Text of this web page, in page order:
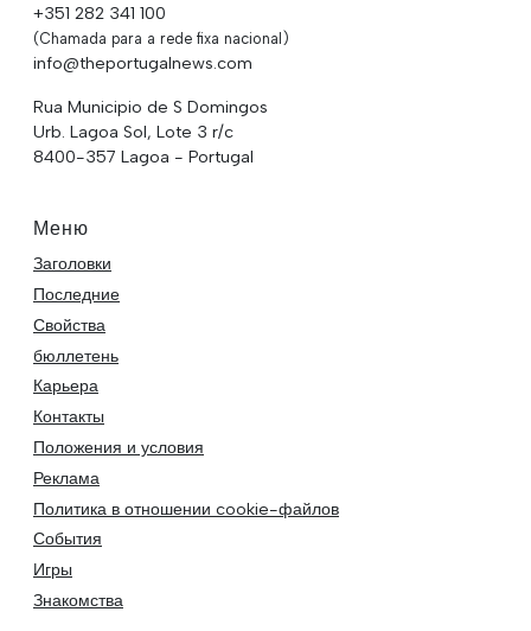
+351 282 341 100
(Chamada para a rede fixa nacional)
info@theportugalnews.com
Rua Municipio de S Domingos
Urb. Lagoa Sol, Lote 3 r/c
8400-357 Lagoa - Portugal
Меню
Заголовки
Последние
Свойства
бюллетень
Карьера
Контакты
Положения и условия
Реклама
Политика в отношении cookie-файлов
События
Игры
Знакомства